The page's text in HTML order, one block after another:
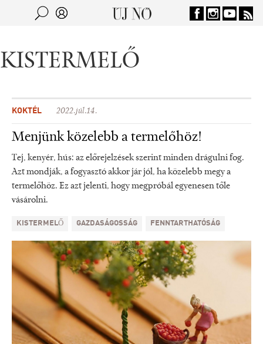
Jump to navigation
KISTERMELŐ
KOKTÉL 2022.júl.14.
Menjünk közelebb a termelőhöz!
Tej, kenyér, hús: az előrejelzések szerint minden drágulni fog.
Azt mondják, a fogyasztó akkor jár jól, ha közelebb megy a
termelőhöz. Ez azt jelenti, hogy megpróbál egyenesen tőle
vásárolni.
KISTERMELŐ GAZDASÁGOSSÁG FENNTARTHATÓSÁG